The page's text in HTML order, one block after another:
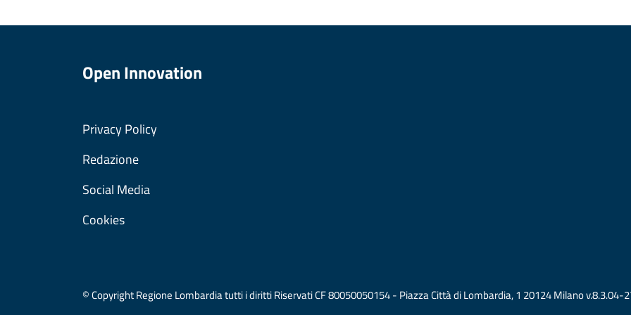
Open Innovation
Privacy Policy
Redazione
Social Media
Cookies
© Copyright Regione Lombardia tutti i diritti Riservati CF 80050050154 - Piazza Città di Lombardia, 1 20124 Milano